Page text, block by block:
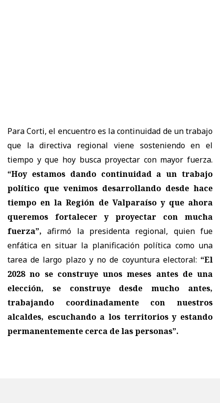
Para Corti, el encuentro es la continuidad de un trabajo
que la directiva regional viene sosteniendo en el
tiempo y que hoy busca proyectar con mayor fuerza.
“Hoy estamos dando continuidad a un trabajo
político que venimos desarrollando desde hace
tiempo en la Región de Valparaíso y que ahora
queremos fortalecer y proyectar con mucha
fuerza”, afirmó la presidenta regional, quien fue
enfática en situar la planificación política como una
tarea de largo plazo y no de coyuntura electoral: “El
2028 no se construye unos meses antes de una
elección, se construye desde mucho antes,
trabajando coordinadamente con nuestros
alcaldes, escuchando a los territorios y estando
permanentemente cerca de las personas”.